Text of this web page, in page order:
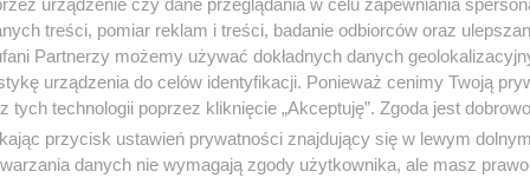
trafią czołgi Abrams. „Czyli
argument, jeśli chodzi o odstraszanie agresora, bo
Wojska Polskiego tak, żeby odstraszyć
treści, pomiar reklam i treści, badanie odbiorców oraz
Partnerzy możemy używać dokładnych danych
urządzenia do celów identyfikacji. Ponieważ cenimy Twoją
tych technologii poprzez kliknięcie „Akceptuję”. Zgoda jest
przycisk ustawień prywatności znajdujący się w lewym
danych nie wymagają zgody użytkownika, ale masz